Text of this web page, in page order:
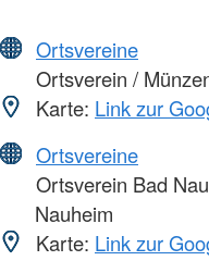
Ortsvereine
Ortsverein /
Karte: Link zur
Ortsvereine
Ortsverein Bad
Nauheim
Karte: Link zur